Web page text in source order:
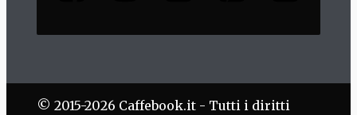
© 2015-2026 Caffebook.it - Tutti i diritti